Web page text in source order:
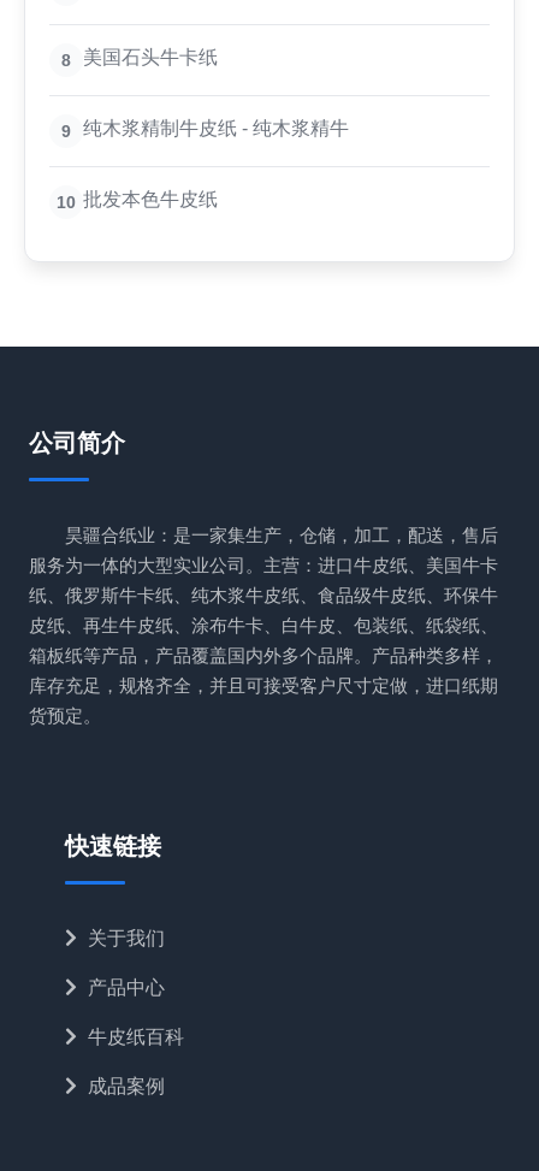
8 美国石头牛卡纸
9 纯木浆精制牛皮纸 - 纯木浆精牛
10 批发本色牛皮纸
公司简介
昊疆合纸业：是一家集生产，仓储，加工，配送，售后
服务为一体的大型实业公司。主营：进口牛皮纸、美国牛卡
纸、俄罗斯牛卡纸、纯木浆牛皮纸、食品级牛皮纸、环保牛
皮纸、再生牛皮纸、涂布牛卡、白牛皮、包装纸、纸袋纸、
箱板纸等产品，产品覆盖国内外多个品牌。产品种类多样，
库存充足，规格齐全，并且可接受客户尺寸定做，进口纸期
货预定。
快速链接
关于我们
产品中心
牛皮纸百科
成品案例